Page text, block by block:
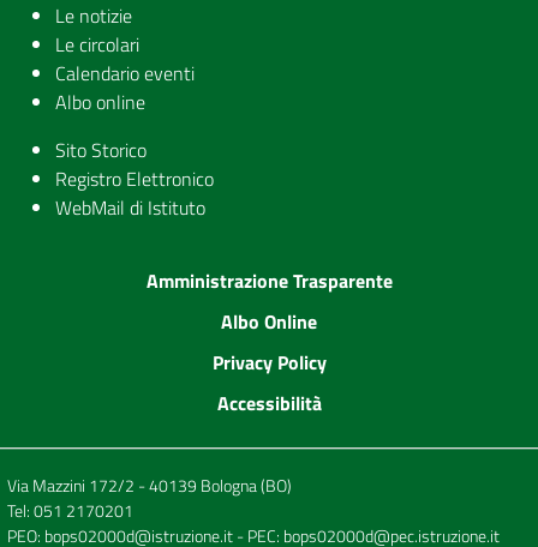
Le notizie
Le circolari
Calendario eventi
Albo online
Sito Storico
Registro Elettronico
WebMail di Istituto
Amministrazione Trasparente
Albo Online
Privacy Policy
Accessibilità
Via Mazzini 172/2 - 40139 Bologna (BO)
Tel:051 2170201
PEO: bops02000d@istruzione.it- PEC: bops02000d@pec.istruzione.it